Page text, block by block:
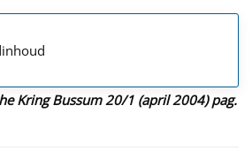
Kring Bussum 20/1 (april 2004) pag.